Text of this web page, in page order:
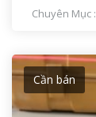
Chuyên Mục :
Cần bán